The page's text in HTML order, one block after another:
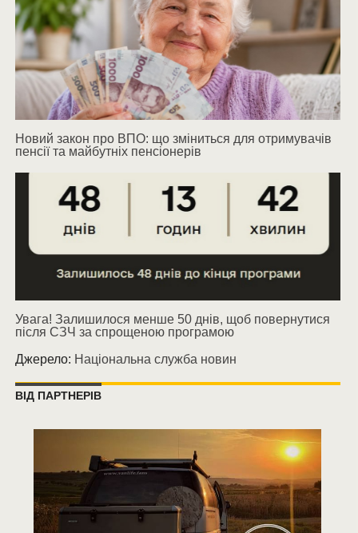
Новий закон про ВПО: що зміниться для отримувачів
пенсії та майбутніх пенсіонерів
Увага! Залишилося менше 50 днів, щоб повернутися
після СЗЧ за спрощеною програмою
Джерело: Національна служба новин
ВІД ПАРТНЕРІВ